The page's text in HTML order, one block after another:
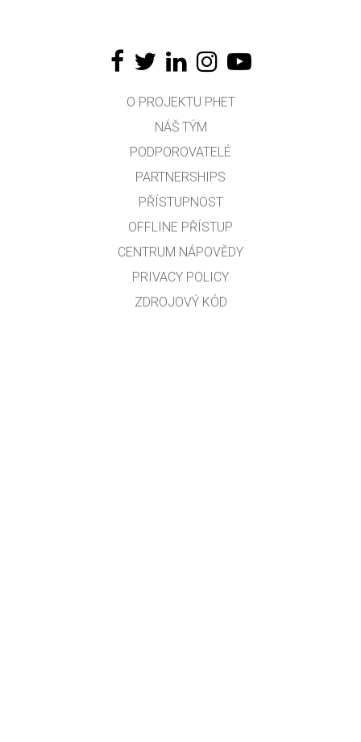
O PROJEKTU PHET
NÁŠ TÝM
PODPOROVATELÉ
PARTNERSHIPS
PŘÍSTUPNOST
OFFLINE PŘÍSTUP
CENTRUM NÁPOVĚDY
PRIVACY POLICY
ZDROJOVÝ KÓD